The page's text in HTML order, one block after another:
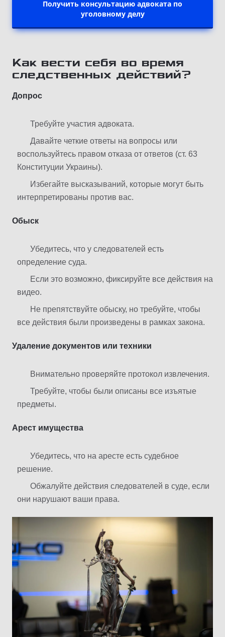
Получить консультацию адвоката по
уголовному делу
Как вести себя во время
следственных действий?
Допрос
Требуйте участия адвоката.
Давайте четкие ответы на вопросы или
воспользуйтесь правом отказа от ответов (ст. 63
Конституции Украины).
Избегайте высказываний, которые могут быть
интерпретированы против вас.
Обыск
Убедитесь, что у следователей есть
определение суда.
Если это возможно, фиксируйте все действия на
видео.
Не препятствуйте обыску, но требуйте, чтобы
все действия были произведены в рамках закона.
Удаление документов или техники
Внимательно проверяйте протокол извлечения.
Требуйте, чтобы были описаны все изъятые
предметы.
Арест имущества
Убедитесь, что на аресте есть судебное
решение.
Обжалуйте действия следователей в суде, если
они нарушают ваши права.